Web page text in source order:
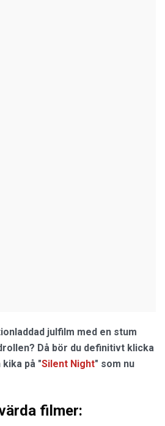
julfilm med en stum
Då bör du definitivt klicka
kika på "Silent Night" som nu
filmer: